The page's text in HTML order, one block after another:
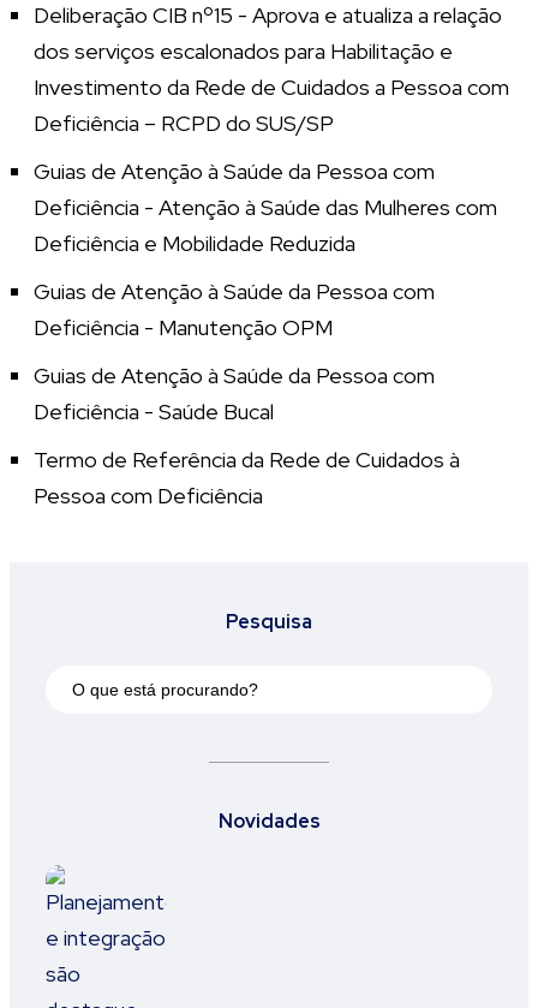
Deliberação CIB nº15 - Aprova e atualiza a relação
dos serviços escalonados para Habilitação e
Investimento da Rede de Cuidados a Pessoa com
Deficiência – RCPD do SUS/SP
Guias de Atenção à Saúde da Pessoa com
Deficiência - Atenção à Saúde das Mulheres com
Deficiência e Mobilidade Reduzida
Guias de Atenção à Saúde da Pessoa com
Deficiência - Manutenção OPM
Guias de Atenção à Saúde da Pessoa com
Deficiência - Saúde Bucal
Termo de Referência da Rede de Cuidados à
Pessoa com Deficiência
Pesquisa
Novidades